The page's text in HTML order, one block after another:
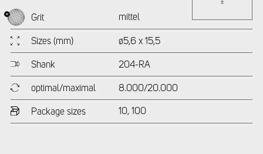
Grit mittel
Sizes (mm) ø5,6 x 15,5
Shank 204-RA
optimal/maximal 8.000/20.000
Package sizes 10, 100